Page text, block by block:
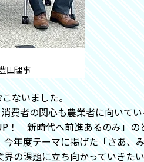
田理事
ないました。
費者の関心も農業者に向いて
！ 新時代へ前進あるのみ」
年度テーマに掲げた「さあ、
の課題に立ち向かっていきた